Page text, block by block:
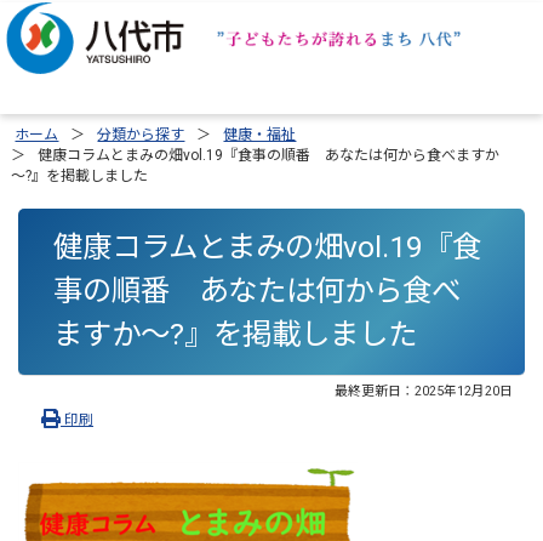
ホーム 分類から探す
健康・福祉
健康コラムとまみの畑vol.19『食事の順番 あなたは何から食べますか
～?』を掲載しました
健康コラムとまみの畑vol.19『食
事の順番 あなたは何から食べ
ますか～?』を掲載しました
最終更新日： 2025年12月20日
印刷